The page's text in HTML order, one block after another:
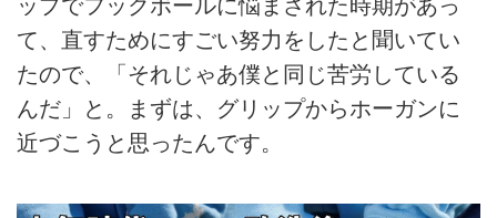
ップでフックボールに悩まされた時期があっ
て、直すためにすごい努力をしたと聞いてい
たので、「それじゃあ僕と同じ苦労している
んだ」と。まずは、グリップからホーガンに
近づこうと思ったんです。